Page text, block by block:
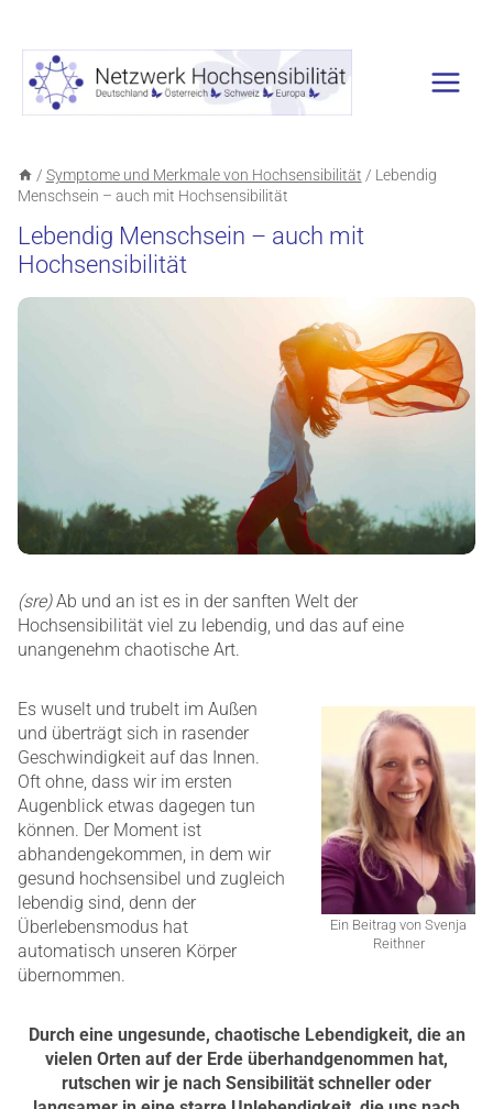
springen
/ Symptome und Merkmale von Hochsensibilität / Lebendig
Menschsein – auch mit Hochsensibilität
Lebendig Menschsein – auch mit
Hochsensibilität
(sre)Ab und an ist es in der sanften Welt der
Hochsensibilität viel zu lebendig, und das auf eine
unangenehm chaotische Art.
Ein Beitrag von Svenja
Reithner
Es wuselt und trubelt im Außen
und überträgt sich in rasender
Geschwindigkeit auf das Innen.
Oft ohne, dass wir im ersten
Augenblick etwas dagegen tun
können. Der Moment ist
abhandengekommen, in dem wir
gesund hochsensibel und zugleich
lebendig sind, denn der
Überlebensmodus hat
automatisch unseren Körper
übernommen.
Durch eine ungesunde, chaotische Lebendigkeit, die an
vielen Orten auf der Erde überhandgenommen hat,
rutschen wir je nach Sensibilität schneller oder